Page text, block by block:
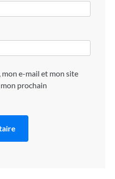
e-mail et mon site
prochain